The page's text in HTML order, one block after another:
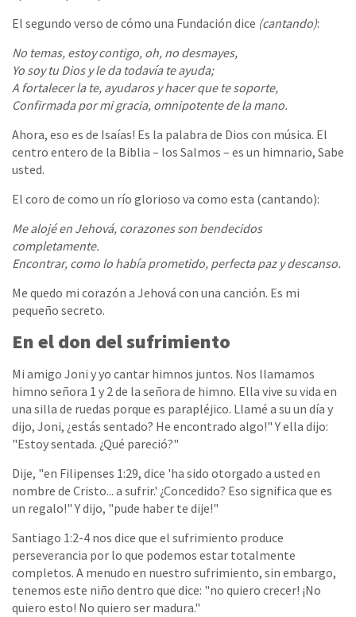
El segundo verso de cómo una Fundación dice (cantando):
No temas, estoy contigo, oh, no desmayes,
Yo soy tu Dios y le da todavía te ayuda;
A fortalecer la te, ayudaros y hacer que te soporte,
Confirmada por mi gracia, omnipotente de la mano.
Ahora, eso es de Isaías! Es la palabra de Dios con música. El
centro entero de la Biblia – los Salmos – es un himnario, Sabe
usted.
El coro de como un río glorioso va como esta (cantando):
Me alojé en Jehová, corazones son bendecidos
completamente.
Encontrar, como lo había prometido, perfecta paz y descanso.
Me quedo mi corazón a Jehová con una canción. Es mi
pequeño secreto.
En el don del sufrimiento
Mi amigo Joni y yo cantar himnos juntos. Nos llamamos
himno señora 1 y 2 de la señora de himno. Ella vive su vida en
una silla de ruedas porque es parapléjico. Llamé a su un día y
dijo, Joni, ¿estás sentado? He encontrado algo!" Y ella dijo:
"Estoy sentada. ¿Qué pareció?"
Dije, "en Filipenses 1:29, dice 'ha sido otorgado a usted en
nombre de Cristo... a sufrir.' ¿Concedido? Eso significa que es
un regalo!" Y dijo, "pude haber te dije!"
Santiago 1:2-4 nos dice que el sufrimiento produce
perseverancia por lo que podemos estar totalmente
completos. A menudo en nuestro sufrimiento, sin embargo,
tenemos este niño dentro que dice: "no quiero crecer! ¡No
quiero esto! No quiero ser madura."